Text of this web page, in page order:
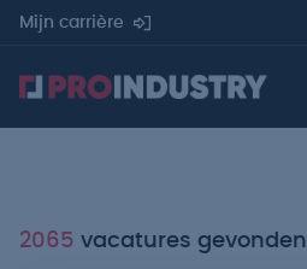
Mijn carrière
2065 vacatures gevonden